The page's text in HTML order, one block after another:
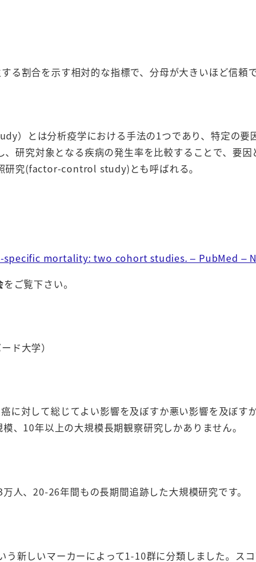
る割合を示す相対的な指標で、分母が大きいほど信頼で
）とは分析疫学における手法の1つであり、特定の要
研究対象となる疾病の発生率を比較することで、要因
研究(factor-control study)とも呼ばれる。
mortality: two cohort studies. – PubMed –
をご覧下さい。
ド大学）
に対して総じてよい影響を及ぼすか悪い影響を及ぼす
、10年以上の大規模長期観察研究しかありません。
人、20-26年間もの長期間追跡した大規模研究です。
新しいマーカーによって1-10群に分類しました。ス